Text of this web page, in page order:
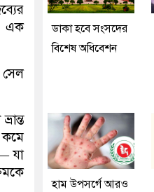
এক
সেল
কমে
যা
ডাকা হবে সংসদের
বিশেষ অধিবেশন
হাম উপসর্গে আরও